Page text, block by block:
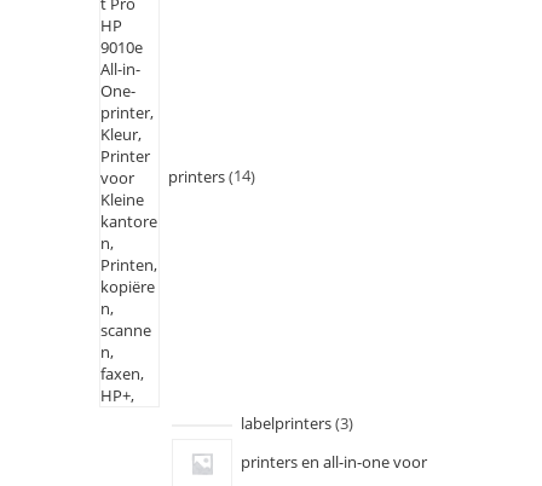
printers 14
labelprinters 3
printers en all-in-one voor